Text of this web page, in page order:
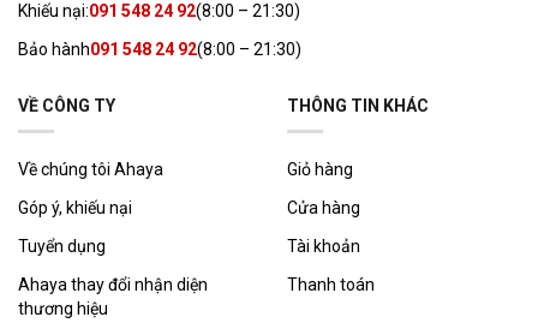
Khiếu nại:091 548 24 92(8:00 – 21:30)
Bảo hành091 548 24 92(8:00 – 21:30)
VỀ CÔNG TY
Về chúng tôi Ahaya
Góp ý, khiếu nại
Tuyển dụng
Ahaya thay đổi nhận diện
thương hiệu
THÔNG TIN KHÁC
Giỏ hàng
Cửa hàng
Tài khoản
Thanh toán